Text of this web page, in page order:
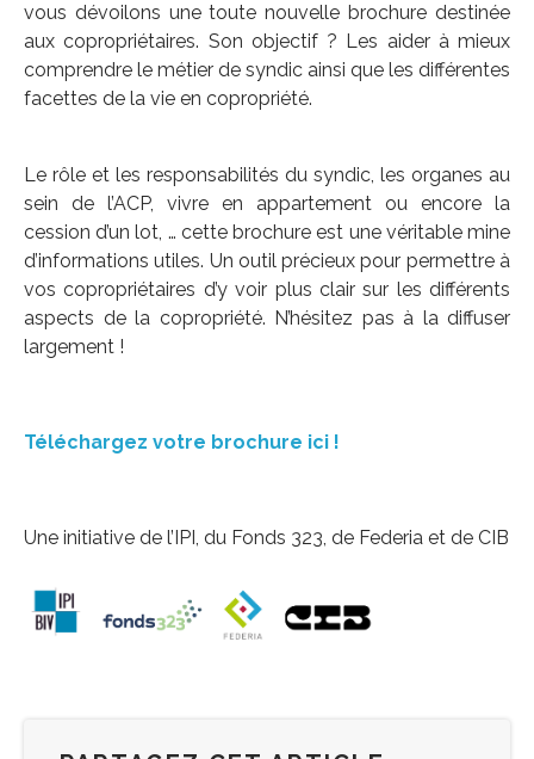
vous dévoilons une toute nouvelle brochure destinée
aux copropriétaires. Son objectif ? Les aider à mieux
comprendre le métier de syndic ainsi que les différentes
facettes de la vie en copropriété.
Le rôle et les responsabilités du syndic, les organes au
sein de l’ACP, vivre en appartement ou encore la
cession d’un lot, … cette brochure est une véritable mine
d’informations utiles. Un outil précieux pour permettre à
vos copropriétaires d’y voir plus clair sur les différents
aspects de la copropriété. N’hésitez pas à la diffuser
largement !
Téléchargez votre brochure ici !
Une initiative de l’IPI, du Fonds 323, de Federia et de CIB